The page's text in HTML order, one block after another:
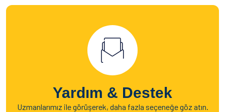
Yardım & Destek
Uzmanlarımız ile görüşerek, daha fazla seçeneğe göz atın.